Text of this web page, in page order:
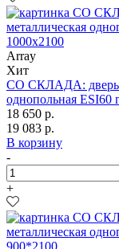
Array
Хит
СО СКЛАДА: дверь
однопольная ESI60
18 650 р.
19 083 р.
В корзину
-
+